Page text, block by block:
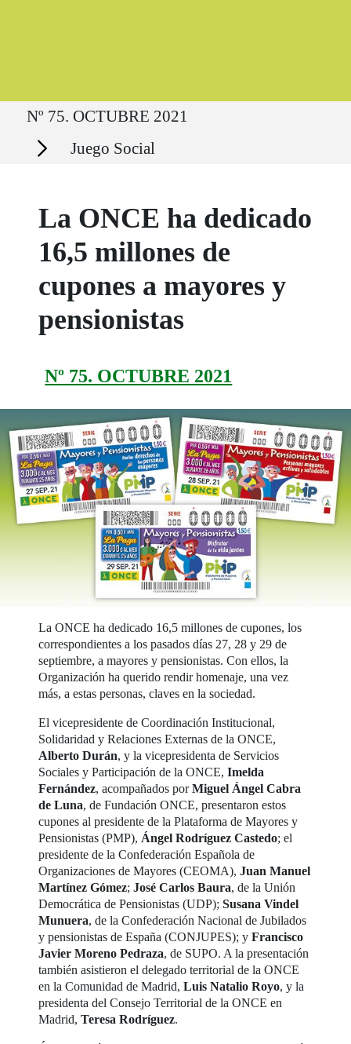
Ruta del sitio
Nº 75. OCTUBRE 2021
Secciones Juego Social
La ONCE ha dedicado
16,5 millones de
cupones a mayores y
pensionistas
Nº 75. OCTUBRE 2021
La ONCE ha dedicado 16,5 millones de cupones, los
correspondientes a los pasados días 27, 28 y 29 de
septiembre, a mayores y pensionistas. Con ellos, la
Organización ha querido rendir homenaje, una vez
más, a estas personas, claves en la sociedad.
El vicepresidente de Coordinación Institucional,
Solidaridad y Relaciones Externas de la ONCE,
Alberto Durán, y la vicepresidenta de Servicios
Sociales y Participación de la ONCE,Imelda
Fernández, acompañados porMiguel Ángel Cabra
de Luna, de Fundación ONCE, presentaron estos
cupones al presidente de la Plataforma de Mayores y
Pensionistas (PMP), Ángel Rodríguez Castedo; el
presidente de la Confederación Española de
Organizaciones de Mayores (CEOMA),Juan Manuel
Martínez Gómez;José Carlos Baura, de la Unión
Democrática de Pensionistas (UDP);Susana Vindel
Munuera, de la Confederación Nacional de Jubilados
y pensionistas de España (CONJUPES); yFrancisco
Javier Moreno Pedraza, de SUPO. A la presentación
también asistieron el delegado territorial de la ONCE
en la Comunidad de Madrid,Luis Natalio Royo, y la
presidenta del Consejo Territorial de la ONCE en
Madrid,Teresa Rodríguez.